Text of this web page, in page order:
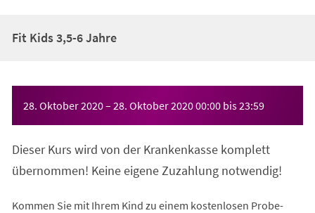
Fit Kids 3,5-6 Jahre
28. Oktober 2020– 28. Oktober 202000:00 bis23:59
Dieser Kurs wird von der Krankenkasse komplett
übernommen! Keine eigene Zuzahlung notwendig!
Kommen Sie mit Ihrem Kind zu einem kostenlosen Probe-